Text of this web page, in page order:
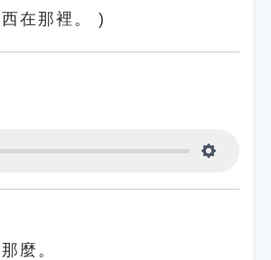
在那裡。 )
那麼。